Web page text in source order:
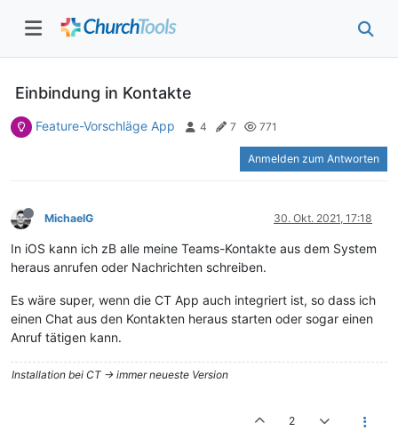
Einbindung in Kontakte
Feature-Vorschläge App 4 7 771
Anmelden zum Antworten
MichaelG 30. Okt. 2021, 17:18
In iOS kann ich zB alle meine Teams-Kontakte aus dem System
heraus anrufen oder Nachrichten schreiben.
Es wäre super, wenn die CT App auch integriert ist, so dass ich
einen Chat aus den Kontakten heraus starten oder sogar einen
Anruf tätigen kann.
Installation bei CT -> immer neueste Version
2